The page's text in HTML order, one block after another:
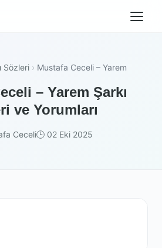
Sözleri › Mustafa Ceceli – Yarem
– Yarem Şarkı
ve Yorumları
Ceceli🕒 02 Eki 2025